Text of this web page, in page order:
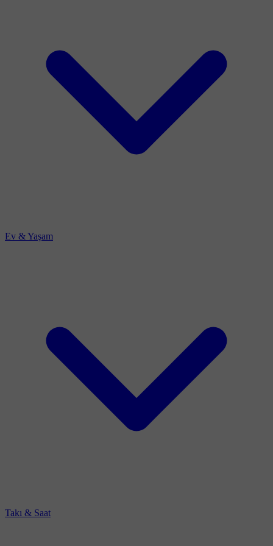
Ev & Yaşam
Takı & Saat